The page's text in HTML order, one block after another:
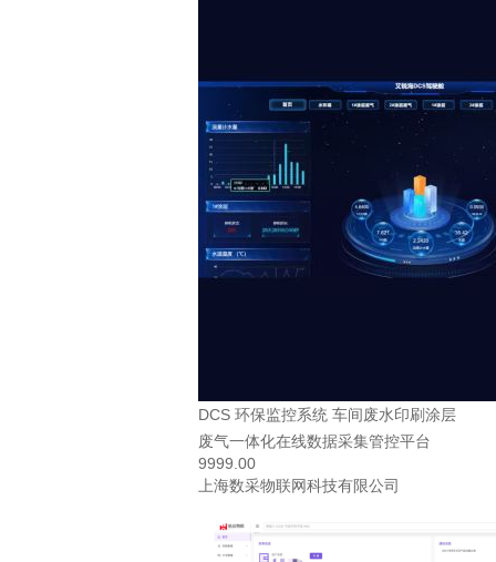
DCS 环保监控系统 车间废水印刷涂层
废气一体化在线数据采集管控平台
9999.00
上海数采物联网科技有限公司